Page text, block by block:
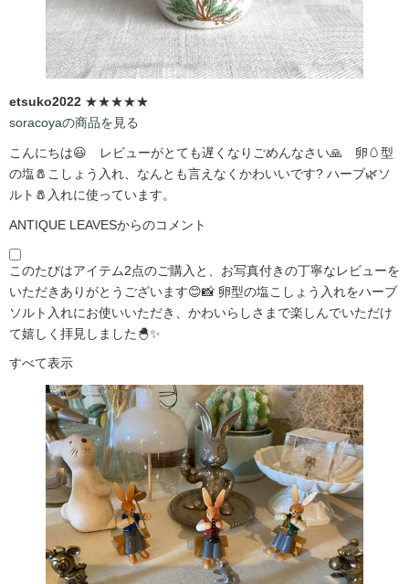
etsuko2022 ★★★★★
soracoyaの商品を見る
こんにちは😃 レビューがとても遅くなりごめんなさい🙏 卵🥚型
の塩🧂こしょう入れ、なんとも言えなくかわいいです?️ ハーブ🌿ソ
ルト🧂入れに使っています。
ANTIQUE LEAVESからのコメント
このたびはアイテム2点のご購入と、お写真付きの丁寧なレビューを
いただきありがとうございます😊📸 卵型の塩こしょう入れをハーブ
ソルト入れにお使いいただき、かわいらしさまで楽しんでいただけ
て嬉しく拝見しました🐣✨
すべて表示